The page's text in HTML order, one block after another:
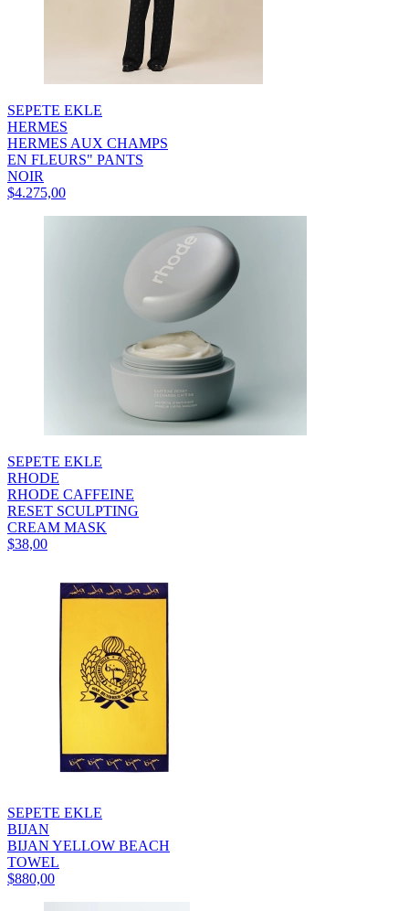
SEPETE EKLE
HERMES
HERMES AUX CHAMPS
EN FLEURS" PANTS
NOIR
$4.275,00
SEPETE EKLE
RHODE
RHODE CAFFEINE
RESET SCULPTING
CREAM MASK
$38,00
SEPETE EKLE
BIJAN
BIJAN YELLOW BEACH
TOWEL
$880,00